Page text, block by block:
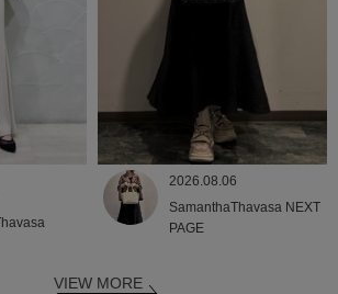
2026.08.06
SamanthaThavasa NEXT
PAGE
VIEW MORE